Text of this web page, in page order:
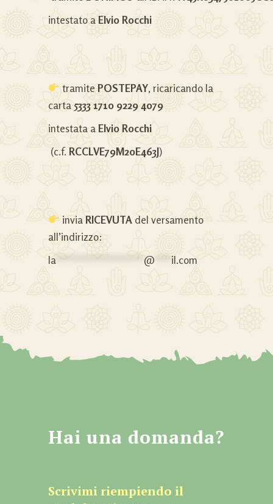
intestato aElvio Rocchi
tramitePOSTEPAY, ricaricando la
carta 5333 1710 9229 4079
intestata a Elvio Rocchi
(c.f.RCCLVE79M20E463J)
inviaRICEVUTA del versamento
all’indirizzo:
la **************** @ ***il.com
Hai una domanda?
Scrivimi riempiendo il